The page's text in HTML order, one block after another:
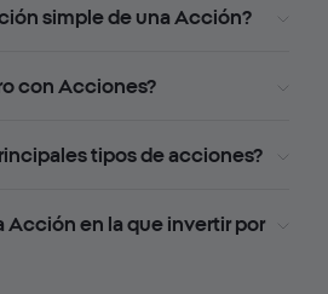
simple de una Acción?
con Acciones?
tipos de acciones?
Acción en la que invertir por